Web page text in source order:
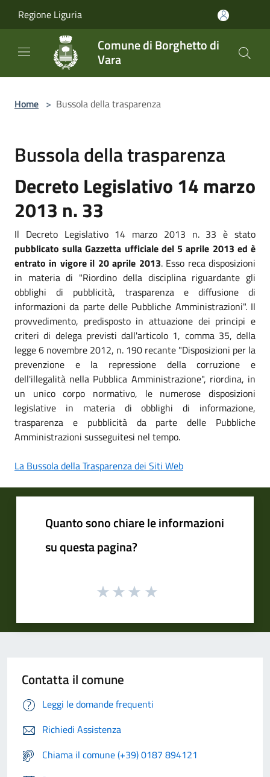
Regione Liguria
Comune di Borghetto di
Vara
Home > Bussola della trasparenza
Bussola della trasparenza
Decreto Legislativo 14 marzo
2013 n. 33
Il Decreto Legislativo 14 marzo 2013 n. 33 è stato
pubblicato sulla Gazzetta ufficiale del 5 aprile 2013 ed è
entrato in vigore il 20 aprile 2013. Esso reca disposizioni
in materia di "Riordino della disciplina riguardante gli
obblighi di pubblicità, trasparenza e diffusione di
informazioni da parte delle Pubbliche Amministrazioni". Il
provvedimento, predisposto in attuazione dei principi e
criteri di delega previsti dall'articolo 1, comma 35, della
legge 6 novembre 2012, n. 190 recante "Disposizioni per la
prevenzione e la repressione della corruzione e
dell'illegalità nella Pubblica Amministrazione", riordina, in
un unico corpo normativo, le numerose disposizioni
legislative in materia di obblighi di informazione,
trasparenza e pubblicità da parte delle Pubbliche
Amministrazioni susseguitesi nel tempo.
La Bussola della Trasparenza dei Siti Web
Quanto sono chiare le informazioni
su questa pagina?
Contatta il comune
Leggi le domande frequenti
Richiedi Assistenza
Chiama il comune (+39) 0187 894121